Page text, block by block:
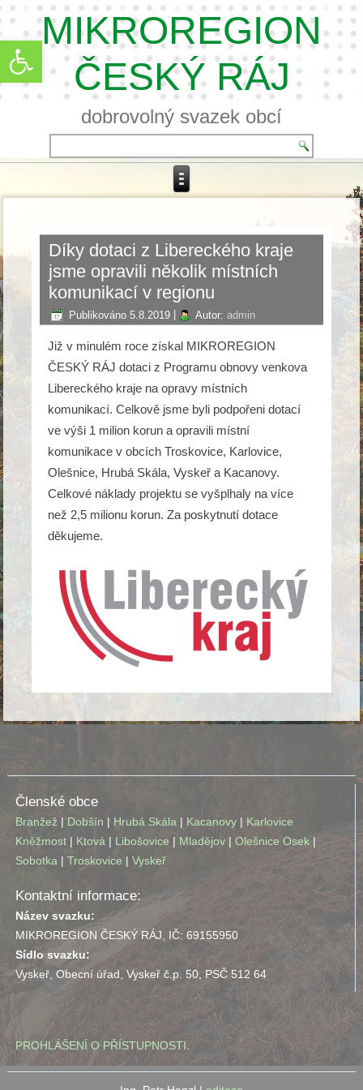
Open toolbar
MIKROREGION
ČESKÝ RÁJ
dobrovolný svazek obcí
Díky dotaci z Libereckého kraje
jsme opravili několik místních
komunikací v regionu
Publikováno 5.8.2019 Autor: admin
Již v minulém roce získal MIKROREGION
ČESKÝ RÁJ dotaci z Programu obnovy venkova
Libereckého kraje na opravy místních
komunikací. Celkově jsme byli podpořeni dotací
ve výši 1 milion korun a opravili místní
komunikace v obcích Troskovice, Karlovice,
Olešnice, Hrubá Skála, Vyskeř a Kacanovy.
Celkové náklady projektu se vyšplhaly na více
než 2,5 milionu korun. Za poskytnutí dotace
děkujeme.
Členské obce
Branžež| Dobšín | Hrubá Skála| Kacanovy| Karlovice
Kněžmost| Ktová | Libošovice | Mladějov| Olešnice Osek|
Sobotka| Troskovice | Vyskeř
Kontaktní informace:
Název svazku:
MIKROREGION ČESKÝ RÁJ, IČ: 69155950
Sídlo svazku:
Vyskeř, Obecní úřad, Vyskeř č.p. 50, PSČ 512 64
PROHLÁŠENÍ O PŘÍSTUPNOSTI.